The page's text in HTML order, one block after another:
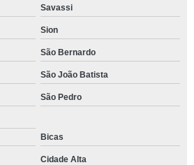
Savassi
Sion
São Bernardo
São João Batista
São Pedro
Bicas
Cidade Alta